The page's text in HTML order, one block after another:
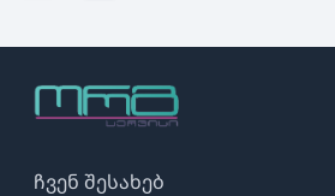
ჩვენ შესახებ